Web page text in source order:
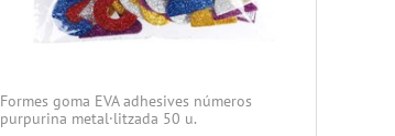
Formes goma EVA adhesives números
purpurina metal·litzada 50 u.